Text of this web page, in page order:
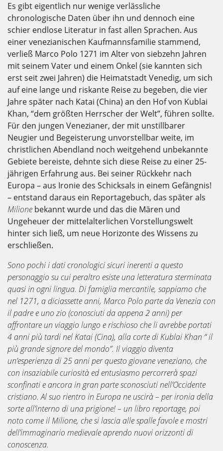
Es gibt eigentlich nur wenige verlässliche
chronologische Daten über ihn und dennoch eine
schier endlose Literatur in fast allen Sprachen. Aus
einer venezianischen Kaufmannsfamilie stammend,
verließ Marco Polo 1271 im Alter von siebzehn Jahren
mit seinem Vater und einem Onkel (sie kannten sich
erst seit zwei Jahren) die Heimatstadt Venedig, um sich
auf eine lange und riskante Reise zu begeben, die vier
Jahre später nach Katai (China) an den Hof von Kublai
Khan, “dem größten Herrscher der Welt”, führen sollte.
Für den jungen Venezianer, der mit unstillbarer
Neugier und Begeisterung unvorstellbar weite, im
christlichen Abendland noch weitgehend unbekannte
Gebiete bereiste, dehnte sich diese Reise zu einer 25-
jährigen Erfahrung aus. Bei seiner Rückkehr nach
Europa – aus Ironie des Schicksals in einem Gefängnis!
– entstand daraus ein Reportagebuch, das später als
Milione bekannt wurde und das die Mären und
Ungeheuer der mittelalterlichen Vorstellungswelt
hinter sich ließ, um neue Horizonte des Wissens zu
erschließen.
Sono pochi i dati cronologici sicuri inerenti a questo
personaggio su cui peraltro esiste una letteratura sterminata
quasi in ogni lingua. Di famiglia mercantile, sappiamo che
nel 1271, a diciassette anni, Marco Polo parte da Venezia con
il padre e uno zio (conosciuti da appena 2 anni) per
affrontare un viaggio lungo e rischioso che li avrebbe portati
4 anni più tardi nel Katai (Cina), alla corte di Kublai Khan “ il
più grande signore del mondo”. Il viaggio diventa
un’esperienza di 25 anni per questo giovane veneziano, che
con insaziabile curiosità ed entusiasmo percorrerà spazi
sconfinati e ancora in gran parte sconosciuti nell’Occidente
cristiano. Al suo rientro in Europa ne uscirà – per ironia della
sorte all’interno di una prigione! – un libro reportage, poi
noto come il Milione, che si lascia alle spalle favole e mostri
dell’immaginario medievale aprendo nuovi orizzonti di
conoscenza.